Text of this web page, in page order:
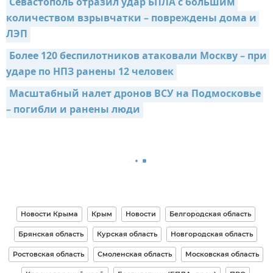
количеством взрывчатки – повреждены дома и
ЛЭП
Более 120 беспилотников атаковали Москву – при
ударе по НПЗ ранены 12 человек
Масштабный налет дронов ВСУ на Подмосковье
– погибли и ранены люди
Новости Крыма Крым Новости Белгородская область
Брянская область Курская область Новгородская область
Ростовская область Смоленская область Московская область